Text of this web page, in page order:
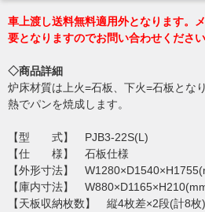
車上渡し送料無料適用外となります。
要となりますのでお問い合わせください
◇商品詳細
炉床材質は上火=石板、下火=石板とな
熱でパンを焼成します。
【型 式】 PJB3-22S(L)
【仕 様】 石板仕様
【外形寸法】
【庫内寸法】
【天板収納枚数】 縦4枚差×2段(計8枚)